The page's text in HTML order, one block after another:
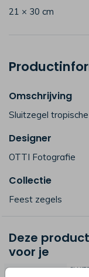
21 × 30 cm
Omschrijving
Sluitzegel
Designer
OTTI Fotografie
Collectie
Feest zegels
Deze
voor je